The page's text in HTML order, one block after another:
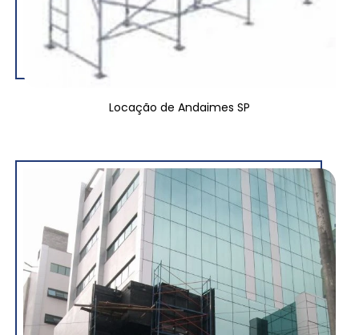
Locação de Andaimes SP